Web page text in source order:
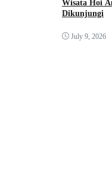
Wisata Hoi
Dikunjungi
July 9, 2026